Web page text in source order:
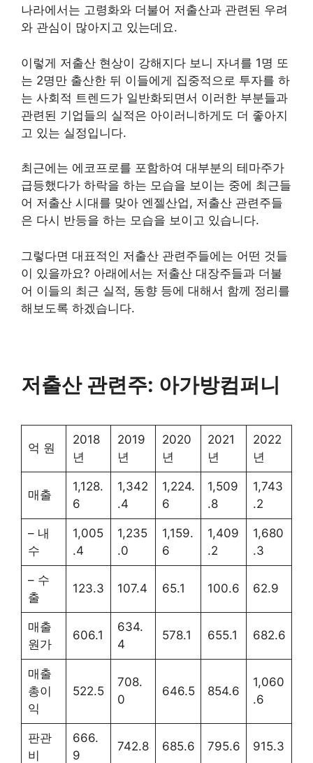
나라에서는 고령화와 더불어 저출산과 관련된 우려
와 관심이 많아지고 있는데요.
이렇게 저출산 현상이 강해지다 보니 자녀를 1명 또
는 2명만 출산한 뒤 이들에게 집중적으로 투자를 하
는 사회적 트렌드가 일반화되면서 이러한 부분들과
관련된 기업들의 실적은 아이러니하게도 더 좋아지
고 있는 실정입니다.
최근에는 에코프로를 포함하여 대부분의 테마주가
급등했다가 하락을 하는 모습을 보이는 중에 최근들
어 저출산 시대를 맞아 엔젤산업, 저출산 관련주들
은 다시 반등을 하는 모습을 보이고 있습니다.
그렇다면 대표적인 저출산 관련주들에는 어떤 것들
이 있을까요? 아래에서는 저출산 대장주들과 더불
어 이들의 최근 실적, 동향 등에 대해서 함께 정리를
해보도록 하겠습니다.
저출산 관련주: 아가방컴퍼니
억 원
2018
년
2019
년
2020
년
2021
년
2022
년
매출
1,128.
6
1,342
.4
1,224.
6
1,509
.8
1,743
.2
– 내
수
1,005
.4
1,235
.0
1,159.
6
1,409
.2
1,680
.3
– 수
출
123.3 107.4 65.1 100.6 62.9
매출
원가
606.1
634.
4
578.1 655.1 682.6
매출
총이
익
522.5
708.
0
646.5 854.6
1,060
.6
판관
비
666.
9
742.8 685.6 795.6 915.3